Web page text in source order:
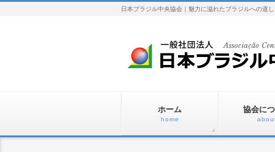
日本ブラジル中央協会｜魅力に溢れたブラジルへの道
ホーム
home
協会に